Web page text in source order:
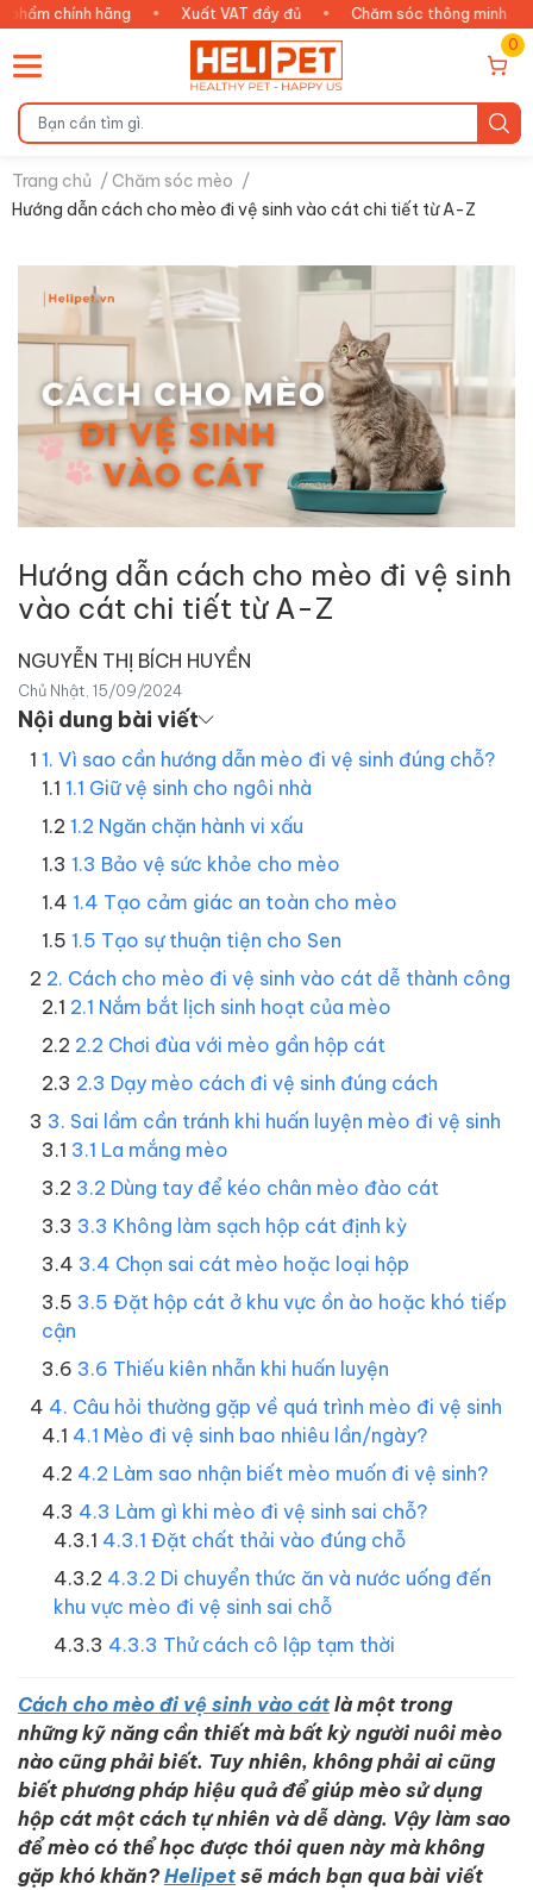
hãng • Xuất VAT đầy đủ • Chăm sóc thông minh •
An
0
Trang chủ /Chăm sóc mèo /
Hướng dẫn cách cho mèo đi vệ sinh vào cát chi tiết từ A-Z
Hướng dẫn cách cho mèo đi vệ sinh
vào cát chi tiết từ A-Z
NGUYỄN THỊ BÍCH HUYỀN
Chủ Nhật, 15/09/2024
Nội dung bài viết
1. Vì sao cần hướng dẫn mèo đi vệ sinh đúng chỗ?
1.1 Giữ vệ sinh cho ngôi nhà
1.2 Ngăn chặn hành vi xấu
1.3 Bảo vệ sức khỏe cho mèo
1.4 Tạo cảm giác an toàn cho mèo
1.5 Tạo sự thuận tiện cho Sen
2. Cách cho mèo đi vệ sinh vào cát dễ thành công
2.1 Nắm bắt lịch sinh hoạt của mèo
2.2 Chơi đùa với mèo gần hộp cát
2.3 Dạy mèo cách đi vệ sinh đúng cách
3. Sai lầm cần tránh khi huấn luyện mèo đi vệ sinh
3.1 La mắng mèo
3.2 Dùng tay để kéo chân mèo đào cát
3.3 Không làm sạch hộp cát định kỳ
3.4 Chọn sai cát mèo hoặc loại hộp
3.5 Đặt hộp cát ở khu vực ồn ào hoặc khó tiếp
cận
3.6 Thiếu kiên nhẫn khi huấn luyện
4. Câu hỏi thường gặp về quá trình mèo đi vệ sinh
4.1 Mèo đi vệ sinh bao nhiêu lần/ngày?
4.2 Làm sao nhận biết mèo muốn đi vệ sinh?
4.3 Làm gì khi mèo đi vệ sinh sai chỗ?
4.3.1 Đặt chất thải vào đúng chỗ
4.3.2 Di chuyển thức ăn và nước uống đến
khu vực mèo đi vệ sinh sai chỗ
4.3.3 Thử cách cô lập tạm thời
Cách cho mèo đi vệ sinh vào cát là một trong
những kỹ năng cần thiết mà bất kỳ người nuôi mèo
nào cũng phải biết. Tuy nhiên, không phải ai cũng
biết phương pháp hiệu quả để giúp mèo sử dụng
hộp cát một cách tự nhiên và dễ dàng. Vậy làm sao
để mèo có thể học được thói quen này mà không
gặp khó khăn? Helipet sẽ mách bạn qua bài viết